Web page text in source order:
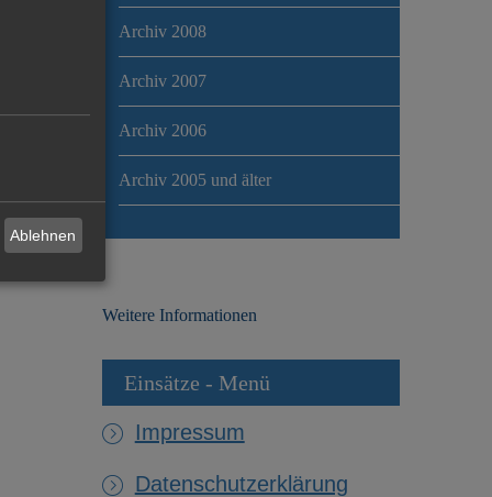
Archiv 2008
Archiv 2007
Archiv 2006
Archiv 2005 und älter
Weitere Informationen
Einsätze - Menü
Impressum
Datenschutzerklärung
Ablehnen